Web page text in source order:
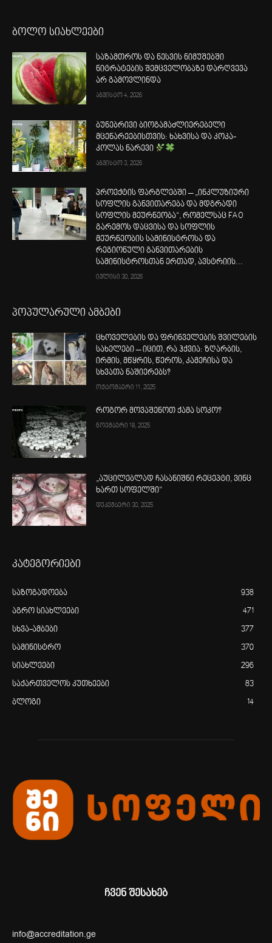
ბოლო სიახლეები
საზამთროს და ნესვის ნიმუშებში
ნიტრატების შემცველობაზე დარღვევა
არ გამოვლინდა
აგვისტო 4, 2026
ბუნებრივი ბიოგამაძლიერებელი
მცენარეებისთვის: ხახვისა და კოკა-
კოლას ნარევი
აგვისტო 3, 2026
პროექტის ფარგლებში – „ინკლუზიური
სოფლის განვითარება და მდგრადი
სოფლის მეურნეობა“, რომელსაც FAO
გარემოს დაცვისა და სოფლის
მეურნეობის სამინისტროსა და
რეგიონული განვითარების
სამინისტროსთან ერთად, ავსტრიის...
ივლისი 30, 2026
პოპულარული ამბები
ცხოველების და ფრინველების შვილების
სახელები – იცით, რა ჰქვია: ზღარბის,
ირმის, მწყრის, წეროს, კამეჩისა და
სხვათა ნაშიერებს?
ოქტომბერი 11, 2025
როგორ მოვაშენოთ ქამა სოკო?
ნოემბერი 18, 2025
„აუცილებლად ჩასანიშნი რეცეპტი, ვინც
ხართ სოფელში“
დეკემბერი 30, 2025
კატეგორიები
საზოგადოება 938
აგრო სიახლეები 471
სხვა-ამბები 377
სამინისტრო 370
სიახლეები 296
საქართველოს კუთხეები 83
ბლოგი 14
ჩვენ შესახებ
info@accreditation.ge